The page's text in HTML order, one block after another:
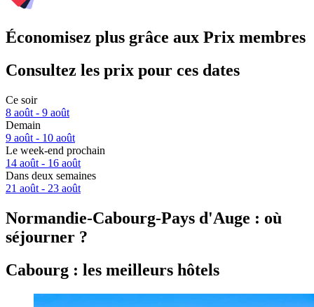
Économisez plus grâce aux Prix membres
Consultez les prix pour ces dates
Ce soir
8 août - 9 août
Demain
9 août - 10 août
Le week-end prochain
14 août - 16 août
Dans deux semaines
21 août - 23 août
Normandie-Cabourg-Pays d'Auge : où
séjourner ?
Cabourg : les meilleurs hôtels